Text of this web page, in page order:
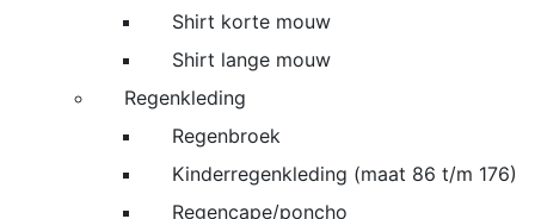
Shirt korte mouw
Shirt lange mouw
Regenkleding
Regenbroek
Kinderregenkleding (maat 86 t/m 176)
Regencape/poncho